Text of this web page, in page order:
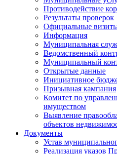
Противодействие
Результаты проверок
Официальные
Информация
Муниципальная
Ведомственный
Муниципальный
Открытые данные
Инициативное
Призывная кампания
Комитет по
имуществом
Выявление
объектов
Документы
Устав
Реализация указов